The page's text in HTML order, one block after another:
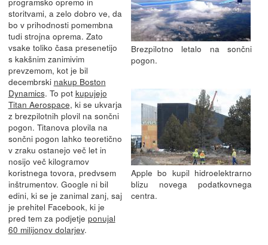
Brezpilotno letalo na sončni
pogon.
Apple bo kupil hidroelektrarno
blizu novega podatkovnega
centra.
storitvami, a zelo dobro ve, da
bo v prihodnosti pomembna
tudi strojna oprema. Zato
vsake toliko časa presenetijo
s kakšnim zanimivim
prevzemom, kot je bil
decembrski nakup Boston
Dynamics. To pot kupujejo
Titan Aerospace, ki se ukvarja
z brezpilotnih plovil na sončni
pogon. Titanova plovila na
sončni pogon lahko teoretično
v zraku ostanejo več let in
nosijo več kilogramov
koristnega tovora, predvsem
inštrumentov. Google ni bil
edini, ki se je zanimal zanj, saj
je prehitel Facebook, ki je
pred tem za podjetje ponujal
60 milijonov dolarjev.